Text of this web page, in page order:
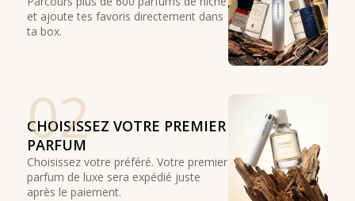
et ajoute tes favoris directement dans
ta box.
02
CHOISISSEZ VOTRE PREMIER
PARFUM
Choisissez votre préféré. Votre premier
parfum de luxe sera expédié juste
après le paiement.